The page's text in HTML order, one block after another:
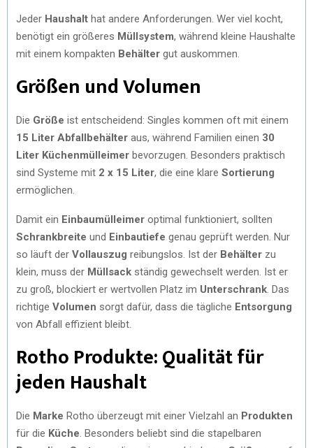
Jeder Haushalt hat andere Anforderungen. Wer viel kocht,
benötigt ein größeres Müllsystem, während kleine Haushalte
mit einem kompakten Behälter gut auskommen.
Größen und Volumen
Die Größe ist entscheidend: Singles kommen oft mit einem
15 Liter Abfallbehälter aus, während Familien einen 30
Liter Küchenmülleimer bevorzugen. Besonders praktisch
sind Systeme mit 2 x 15 Liter, die eine klare Sortierung
ermöglichen.
Damit ein Einbaumülleimer optimal funktioniert, sollten
Schrankbreite und Einbautiefe genau geprüft werden. Nur
so läuft der Vollauszug reibungslos. Ist der Behälter zu
klein, muss der Müllsack ständig gewechselt werden. Ist er
zu groß, blockiert er wertvollen Platz im Unterschrank . Das
richtige Volumen sorgt dafür, dass die tägliche Entsorgung
von Abfall effizient bleibt.
Rotho Produkte: Qualität für
jeden Haushalt
Die Marke Rotho überzeugt mit einer Vielzahl an Produkten
für die Küche . Besonders beliebt sind die stapelbaren